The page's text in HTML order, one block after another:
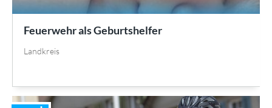
Feuerwehr als Geburtshelfer
Landkreis